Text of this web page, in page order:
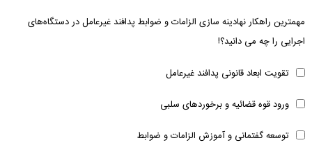
مهمترین راهکار نهادینه سازی الزامات و ضوابط پدافند غیرعامل در دستگاه‌های
اجرایی را چه می دانید؟!
تقویت ابعاد قانونی پدافند غیرعامل
ورود قوه قضائیه و برخوردهای سلبی
توسعه گفتمانی و آموزش الزامات و ضوابط